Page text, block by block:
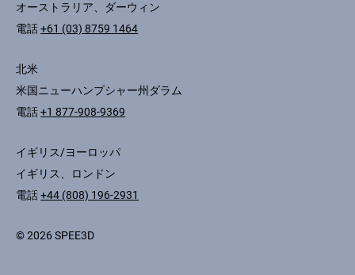
オーストラリア、ダーウィン
電話+61 (03) 8759 1464
北米
米国ニューハンプシャー州ダラム
電話+1 877-908-9369
イギリス/ヨーロッパ
イギリス、ロンドン
電話+44 (808) 196-2931
© 2026 SPEE3D